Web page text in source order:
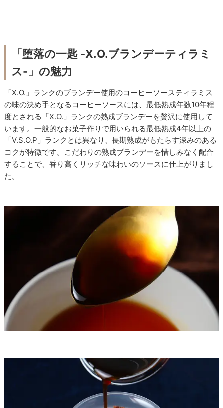
「堕落の一匙 -X.O.ブランデーティラミ
ス-」の魅力
「X.O.」ランクのブランデー使用のコーヒーソースティラミス
の味の決め手となるコーヒーソースには、最低熟成年数10年程
度とされる「X.O.」ランクの熟成ブランデーを贅沢に使用して
います。一般的なお菓子作りで用いられる最低熟成4年以上の
「V.S.O.P」ランクとは異なり、長期熟成がもたらす深みのある
コクが特徴です。こだわりの熟成ブランデーを惜しみなく配合
することで、香り高くリッチな味わいのソースに仕上がりまし
た。